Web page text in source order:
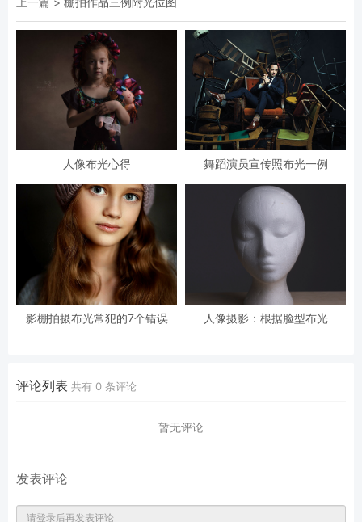
人像布光心得 舞蹈演员宣传照布光一例
影棚拍摄布光常犯的7个错误 人像摄影：根据脸型布光
评论列表 共有 0 条评论
暂无评论
发表评论